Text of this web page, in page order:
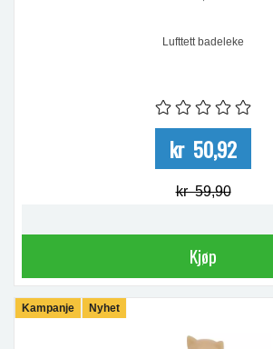
Lufttett badeleke
kr 50,92
kr 59,90
Kjøp
Kampanje Nyhet